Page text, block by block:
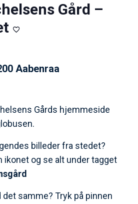
Gård –
Aabenraa
Gårds hjemmeside
billeder fra stedet?
ikonet og se alt under tagget
samme? Tryk på pinnen